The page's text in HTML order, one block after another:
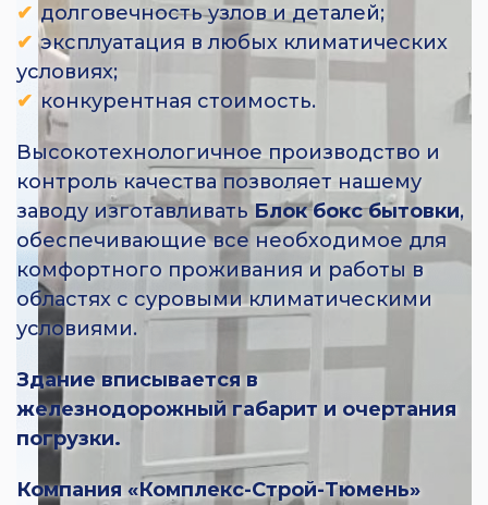
долговечность узлов и деталей;
эксплуатация в любых климатических
условиях;
конкурентная стоимость.
Высокотехнологичное производство и
контроль качества позволяет нашему
заводу изготавливатьБлок бокс бытовки,
обеспечивающие все необходимое для
комфортного проживания и работы в
областях с суровыми климатическими
условиями.
Здание вписывается в
железнодорожный габарит и очертания
погрузки.
Компания «Комплекс-Строй-Тюмень»